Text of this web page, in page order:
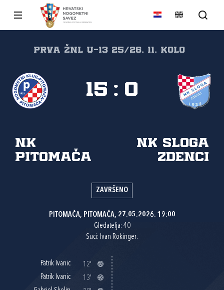
PRVA ŽNL U-13 25/26, 11. kolo
NK
Pitomača
NK Sloga
Zdenci
15 : 0
ZAVRŠENO
PITOMAČA, PITOMAČA, 27.05.2026. 19:00
Gledatelja: 40
Suci: Ivan Rokinger.
Patrik Ivanic
12'
Patrik Ivanic
13'